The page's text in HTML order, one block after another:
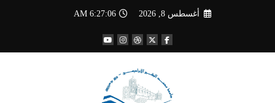
أغسطس 8, 2026 6:27:07 AM